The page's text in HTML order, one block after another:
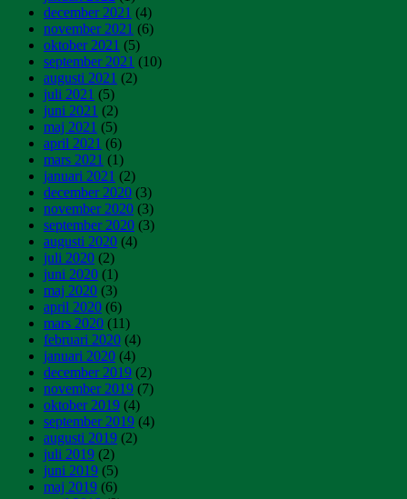
december 2021 (4)
november 2021 (6)
oktober 2021 (5)
september 2021 (10)
augusti 2021 (2)
juli 2021 (5)
juni 2021 (2)
maj 2021 (5)
april 2021 (6)
mars 2021 (1)
januari 2021 (2)
december 2020 (3)
november 2020 (3)
september 2020 (3)
augusti 2020 (4)
juli 2020 (2)
juni 2020 (1)
maj 2020 (3)
april 2020 (6)
mars 2020 (11)
februari 2020 (4)
januari 2020 (4)
december 2019 (2)
november 2019 (7)
oktober 2019 (4)
september 2019 (4)
augusti 2019 (2)
juli 2019 (2)
juni 2019 (5)
maj 2019 (6)